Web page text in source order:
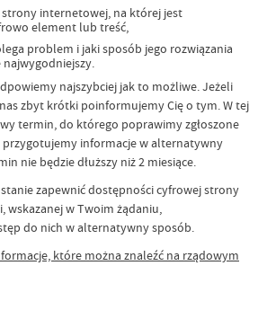
strony internetowej, na której jest
element lub treść,
problem i jaki sposób jego rozwiązania
najwygodniejszy.
najszybciej jak to możliwe. Jeżeli
zbyt krótki poinformujemy Cię o tym. W tej
termin, do którego poprawimy zgłoszone
przygotujemy informacje w alternatywny
nie będzie dłuższy niż 2 miesiące.
zapewnić dostępności cyfrowej strony
wskazanej w Twoim żądaniu,
do nich w alternatywny sposób.
które można znaleźć na rządowym